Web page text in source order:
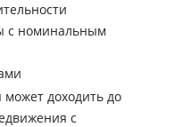
с номинальным
доходить до
с